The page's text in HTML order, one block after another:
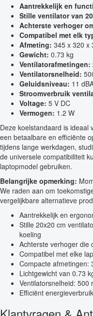
Aantrekkelijk en
Stille ventilator van
Achterste verhoger
Compatibel met elk
Afmeting: 345 x 320 x
Gewicht: 0.73 kg
Ventilatorafmetingen:
Ventilatorsnelheid:
Geluidsniveau: 11
Stroomverbruik
Voltage: 5 V DC
Vermogen: 1.2 W
Deze koelstandaard is ideaal
een betaalbare en efficiënte
tijdens lange werkdagen,
de universele compatibiliteit
laptopmodel gebruiken.
Belangrijke opmerking:
We raden aan om
vergelijkbare alternatieve
Aantrekkelijk en
Stille 20x20 cm
koeling
Achterste verhoger die
Compatibel met elke
Compacte afmetingen:
Lichtgewicht van 0.73
Ventilatorsnelheid: 500
Efficiënt